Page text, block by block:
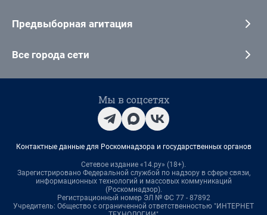
Предвыборная агитация
Все города сети
Мы в соцсетях
Контактные данные для Роскомнадзора и государственных органов
Сетевое издание «14.ру» (18+).
Зарегистрировано Федеральной службой по надзору в сфере связи,
информационных технологий и массовых коммуникаций
(Роскомнадзор).
Регистрационный номер ЭЛ № ФС 77 - 87892
Учредитель: Общество с ограниченной ответственностью "ИНТЕРНЕТ